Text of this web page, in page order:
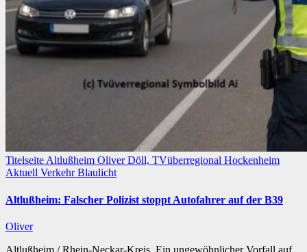
TitelseiteAltlußheim Oliver Döll, TVüberregional Hockenheim
Aktuell VerkehrBlaulicht
Altlußheim: Falscher Polizist stoppt Autofahrer auf der B39
Oliver
Altlußheim / Rhein-Neckar-Kreis. Ein ungewöhnlicher Vorfall auf